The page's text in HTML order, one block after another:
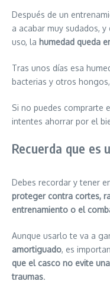
Después de un
a acabar muy sudados,
uso, la humedad queda
Tras unos días esa
bacterias y otros
Si no puedes comprarte
intentes ahorrar por el
Recuerda que es
Debes recordar y tener
proteger contra cortes,
entrenamiento o el
Aunque usarlo te va a
amortiguado, es
que el casco no evite
traumas.